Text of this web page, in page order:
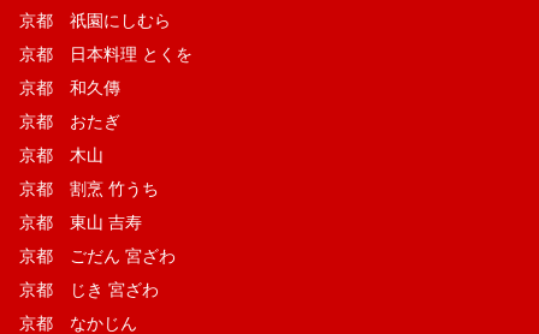
京都 祇園にしむら
京都 日本料理 とくを
京都 和久傳
京都 おたぎ
京都 木山
京都 割烹 竹うち
京都 東山 吉寿
京都 ごだん 宮ざわ
京都 じき 宮ざわ
京都 なかじん